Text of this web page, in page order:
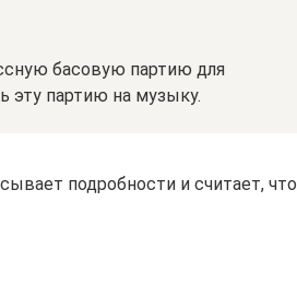
басовую партию для
эту партию на музыку.
подробности и считает, что